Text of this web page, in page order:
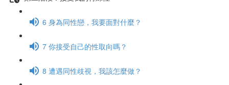
6 身為同性戀，我要面對什麼？
7 你接受自己的性取向嗎？
8 遭遇同性歧視，我該怎麼做？